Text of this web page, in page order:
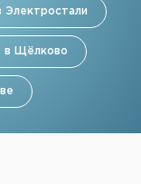
Электростали
в Щёлково